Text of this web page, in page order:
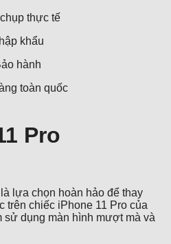
thực tế
khẩu
hành
toàn quốc
Pro
lựa chọn hoàn hảo để thay
trên chiếc iPhone 11 Pro của
sử dụng màn hình mượt mà và